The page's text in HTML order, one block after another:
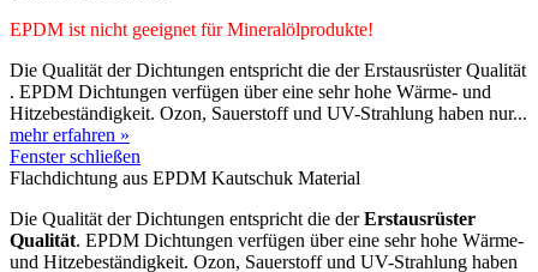
EPDM ist nicht geeignet für Mineralölprodukte!
Die Qualität der Dichtungen entspricht die der Erstausrüster Qualität
. EPDM Dichtungen verfügen über eine sehr hohe Wärme- und
Hitzebeständigkeit. Ozon, Sauerstoff und UV-Strahlung haben nur...
mehr erfahren »
Fenster schließen
Flachdichtung aus EPDM Kautschuk Material
Die Qualität der Dichtungen entspricht die derErstausrüster
Qualität. EPDM Dichtungen verfügen über eine sehr hohe Wärme-
und Hitzebeständigkeit. Ozon, Sauerstoff und UV-Strahlung haben